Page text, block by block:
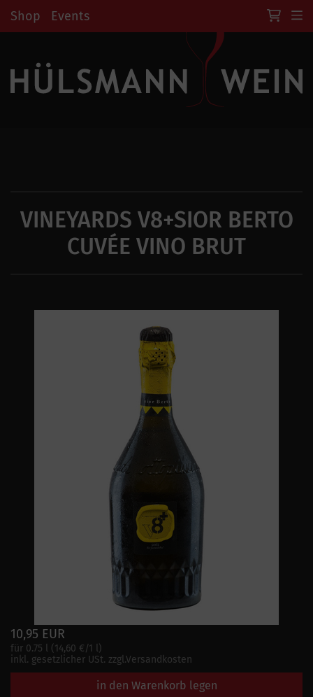
Shop Events
VINEYARDS V8+SIOR BERTO
CUVÉE VINO BRUT
10,95 EUR
für 0.75 l (14,60 €/1 l)
inkl. gesetzlicher USt. zzgl.Versandkosten
in den Warenkorb legen